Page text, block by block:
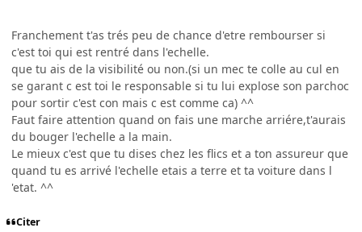
Franchement t'as trés peu de chance d'etre rembourser si
c'est toi qui est rentré dans l'echelle.
que tu ais de la visibilité ou non.(si un mec te colle au cul en
se garant c est toi le responsable si tu lui explose son parchoc
pour sortir c'est con mais c est comme ca) ^^
Faut faire attention quand on fais une marche arriére,t'aurais
du bouger l'echelle a la main.
Le mieux c'est que tu dises chez les flics et a ton assureur que
quand tu es arrivé l'echelle etais a terre et ta voiture dans l
'etat. ^^
Citer